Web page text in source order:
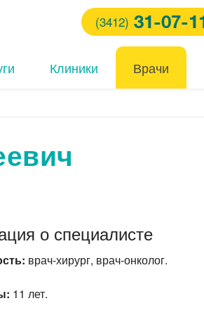
(3412) 31-07-
Клиники Врачи
о специалисте
врач-хирург, врач-онколог.
11 лет.